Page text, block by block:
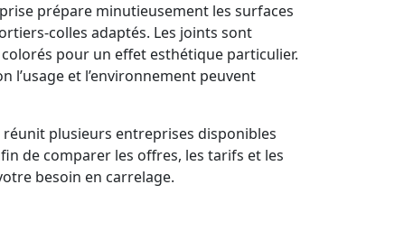
prépare minutieusement les surfaces
colles adaptés. Les joints sont
pour un effet esthétique particulier.
l’usage et l’environnement peuvent
plusieurs entreprises disponibles
de comparer les offres, les tarifs et les
besoin en carrelage.